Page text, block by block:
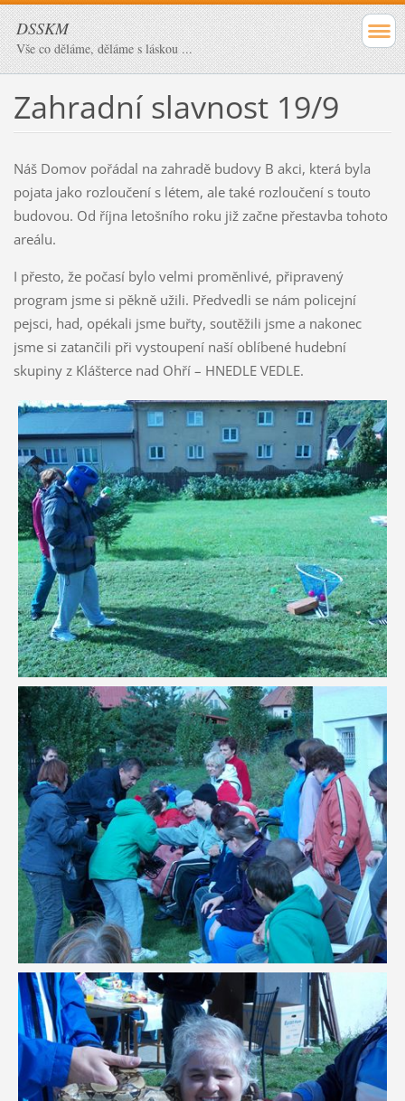
DSSKM
Vše co děláme, děláme s láskou ...
Zahradní slavnost 19/9
Náš Domov pořádal na zahradě budovy B akci, která byla
pojata jako rozloučení s létem, ale také rozloučení s touto
budovou. Od října letošního roku již začne přestavba tohoto
areálu.
I přesto, že počasí bylo velmi proměnlivé, připravený
program jsme si pěkně užili. Předvedli se nám policejní
pejsci, had, opékali jsme buřty, soutěžili jsme a nakonec
jsme si zatančili při vystoupení naší oblíbené hudební
skupiny z Klášterce nad Ohří – HNEDLE VEDLE.